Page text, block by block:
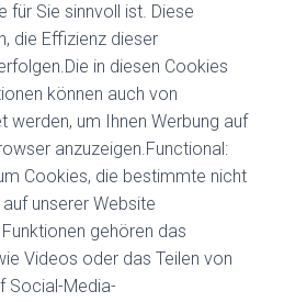
für Sie sinnvoll ist. Diese
die Effizienz dieser
in diesen Cookies
können auch von
werden, um Ihnen Werbung auf
anzuzeigen.Functional:
Cookies, die bestimmte nicht
unserer Website
gehören das
Videos oder das Teilen von
Social-Media-